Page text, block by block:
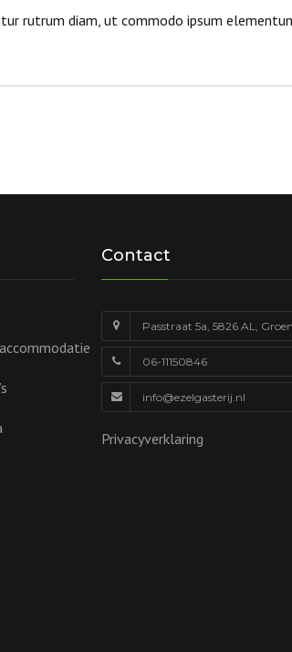
rutrum diam, ut commodo ipsum
Contact
Passtraat 5a, 5826 AL,
06-11150846
info@ezelgasterij.nl
Privacyverklaring